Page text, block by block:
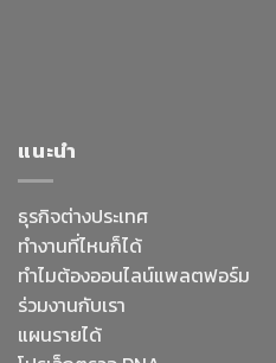
แนะนำ
ธุรกิจต่างประเทศ
ทำงานที่ไหนก็ได้
ทำไมต้องออนไลน์แพลตฟอร์ม
ร่วมงานกับเรา
แผนรายได้